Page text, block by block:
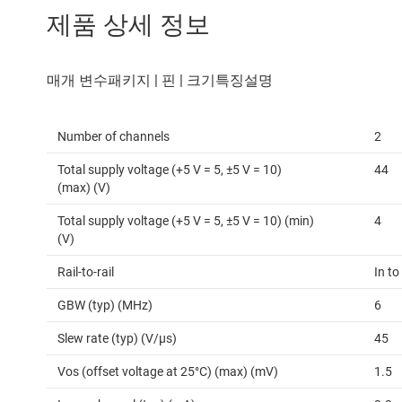
제품 상세 정보
Number of channels 2
Total supply voltage (+5 V = 5, ±5 V = 10)
(max) (V)
44
Total supply voltage (+5 V = 5, ±5 V = 10) (min)
(V)
4
Rail-to-rail In to
GBW (typ) (MHz) 6
Slew rate (typ) (V/µs) 45
Vos (offset voltage at 25°C) (max) (mV) 1.5